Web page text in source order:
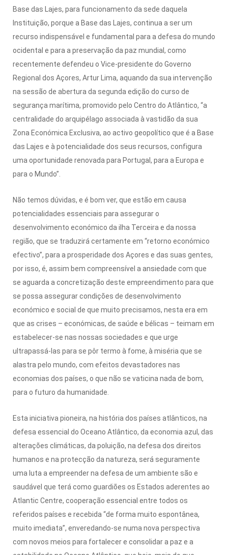
Base das Lajes, para funcionamento da sede daquela
Instituição, porque a Base das Lajes, continua a ser um
recurso indispensável e fundamental para a defesa do mundo
ocidental e para a preservação da paz mundial, como
recentemente defendeu o Vice-presidente do Governo
Regional dos Açores, Artur Lima, aquando da sua intervenção
na sessão de abertura da segunda edição do curso de
segurança marítima, promovido pelo Centro do Atlântico, “a
centralidade do arquipélago associada à vastidão da sua
Zona Económica Exclusiva, ao activo geopolítico que é a Base
das Lajes e à potencialidade dos seus recursos, configura
uma oportunidade renovada para Portugal, para a Europa e
para o Mundo”.
Não temos dúvidas, e é bom ver, que estão em causa
potencialidades essenciais para assegurar o
desenvolvimento económico da ilha Terceira e da nossa
região, que se traduzirá certamente em “retorno económico
efectivo”, para a prosperidade dos Açores e das suas gentes,
por isso, é, assim bem compreensível a ansiedade com que
se aguarda a concretização deste empreendimento para que
se possa assegurar condições de desenvolvimento
económico e social de que muito precisamos, nesta era em
que as crises – económicas, de saúde e bélicas – teimam em
estabelecer-se nas nossas sociedades e que urge
ultrapassá-las para se pôr termo à fome, à miséria que se
alastra pelo mundo, com efeitos devastadores nas
economias dos países, o que não se vaticina nada de bom,
para o futuro da humanidade.
Esta iniciativa pioneira, na história dos países atlânticos, na
defesa essencial do Oceano Atlântico, da economia azul, das
alterações climáticas, da poluição, na defesa dos direitos
humanos e na protecção da natureza, será seguramente
uma luta a empreender na defesa de um ambiente são e
saudável que terá como guardiões os Estados aderentes ao
Atlantic Centre, cooperação essencial entre todos os
referidos países e recebida “de forma muito espontânea,
muito imediata”, enveredando-se numa nova perspectiva
com novos meios para fortalecer e consolidar a paz e a